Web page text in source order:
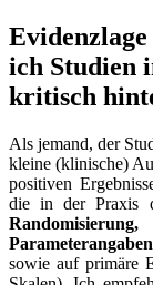
ich Studien
kritisch
Als jemand, ‍der
kleine (klinische)
positiven
die in der Praxis
sowie auf primäre